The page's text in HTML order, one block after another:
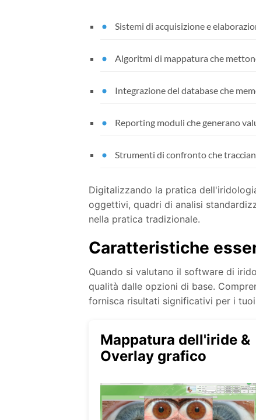
Sistemi di acquisizione e
Algoritmi di mappatura che
Integrazione del database che
Reporting moduli che generano
Strumenti di confronto che
Digitalizzando la pratica
oggettivi, quadri di analisi
nella pratica tradizionale.
Caratteristiche
Quando si valutano il software di
qualità dalle opzioni di base.
fornisca risultati significativi per i
Mappatura dell'iride &
Overlay grafico